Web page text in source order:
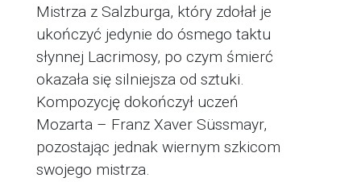
Mistrza z Salzburga, który zdołał je
ukończyć jedynie do ósmego taktu
słynnej Lacrimosy, po czym śmierć
okazała się silniejsza od sztuki.
Kompozycję dokończył uczeń
Mozarta – Franz Xaver Süssmayr,
pozostając jednak wiernym szkicom
swojego mistrza.